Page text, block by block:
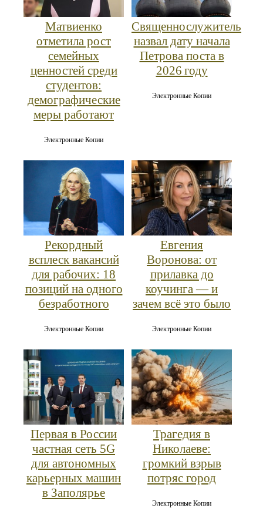
Матвиенко
отметила рост
семейных
ценностей среди
студентов:
демографические
меры работают
Электронные Копии
Священнослужитель
назвал дату начала
Петрова поста в
2026 году
Электронные Копии
Рекордный
всплеск вакансий
для рабочих: 18
позиций на одного
безработного
Электронные Копии
Евгения
Воронова: от
прилавка до
коучинга — и
зачем всё это было
Электронные Копии
Первая в России
частная сеть 5G
для автономных
карьерных машин
в Заполярье
Трагедия в
Николаеве:
громкий взрыв
потряс город
Электронные Копии